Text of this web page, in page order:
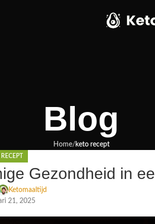
Blog
Home keto recept
Gezondheid in
Ketomaaltijd
21, 2025